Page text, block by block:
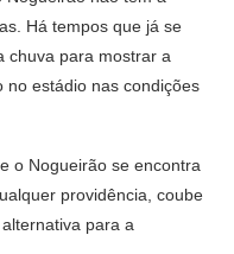
Há tempos que já se
chuva para mostrar a
no estádio nas condições
o Nogueirão se encontra
providência, coube
para a